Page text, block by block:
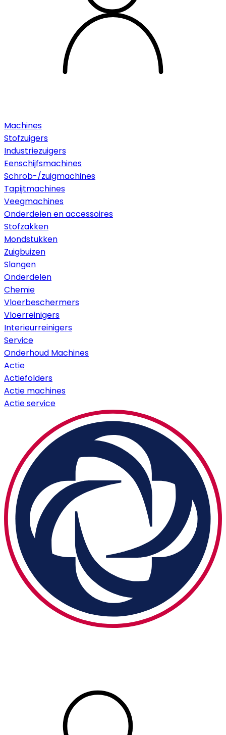
Machines
Stofzuigers
Industriezuigers
Eenschijfsmachines
Schrob-/zuigmachines
Tapijtmachines
Veegmachines
Onderdelen en accessoires
Stofzakken
Mondstukken
Zuigbuizen
Slangen
Onderdelen
Chemie
Vloerbeschermers
Vloerreinigers
Interieurreinigers
Service
Onderhoud Machines
Actie
Actiefolders
Actie machines
Actie service